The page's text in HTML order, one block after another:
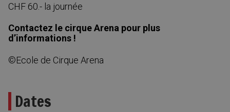
CHF 60.- la journée
Contactez le cirque Arena pour plus
d’informations !
©Ecole de Cirque Arena
Dates